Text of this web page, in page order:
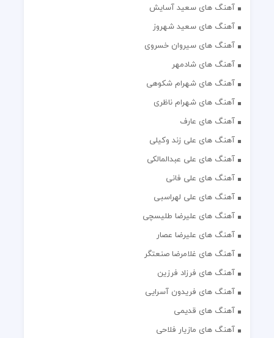
آهنگ های سعید آسایش
آهنگ های سعید شهروز
آهنگ های سیروان خسروی
آهنگ های شادمهر
آهنگ های شهرام شکوهی
آهنگ های شهرام ناظری
آهنگ های عارف
آهنگ های علی زند وکیلی
آهنگ های علی عبدالمالکی
آهنگ های علی فانی
آهنگ های علی لهراسبی
آهنگ های علیرضا طلیسچی
آهنگ های علیرضا عصار
آهنگ های غلامرضا صنعتگر
آهنگ های فرزاد فرزین
آهنگ های فریدون آسرایی
آهنگ های قدیمی
آهنگ های مازیار فلاحی